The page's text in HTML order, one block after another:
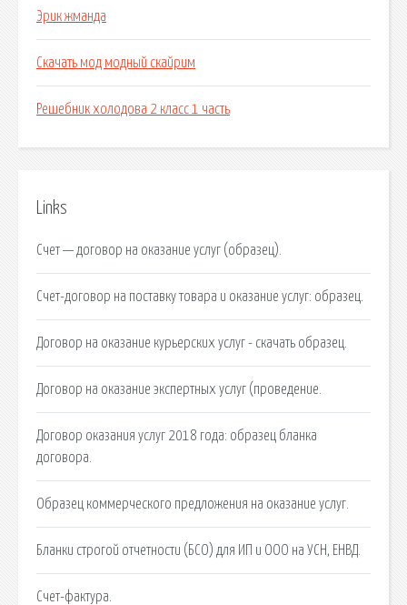
Эрик жманда
Скачать мод модный скайрим
Решебник холодова 2 класс 1 часть
Links
Счет — договор на оказание услуг (образец).
Счет-договор на поставку товара и оказание услуг: образец.
Договор на оказание курьерских услуг - скачать образец.
Договор на оказание экспертных услуг (проведение.
Договор оказания услуг 2018 года: образец бланка
договора.
Образец коммерческого предложения на оказание услуг.
Бланки строгой отчетности (БСО) для ИП и ООО на УСН, ЕНВД.
Счет-фактура.